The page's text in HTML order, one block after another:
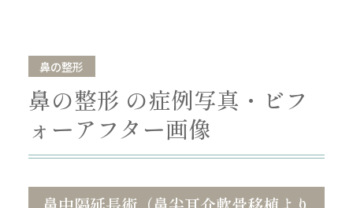
鼻の整形
鼻の整形 の症例写真・ビフ
ォーアフター画像